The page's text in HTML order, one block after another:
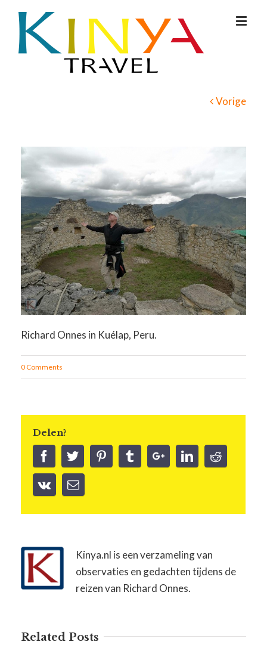
Vorige
Richard Onnes in Kuélap, Peru.
0 Comments
Delen?
Kinya.nl is een verzameling van
observaties en gedachten tijdens de
reizen van Richard Onnes.
Related Posts